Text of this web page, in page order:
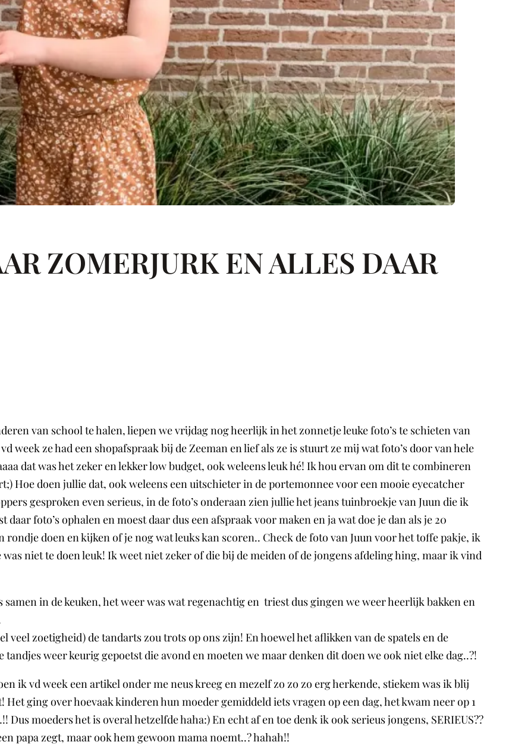
ZOMERJURK EN ALLES DAAR
van school te halen, liepen we vrijdag nog heerlijk in het zonnetje leuke foto’s te schieten van
ze had een shopafspraak bij de Zeeman en lief als ze is stuurt ze mij wat foto’s door van hele
dat was het zeker en lekker low budget, ook weleens leuk hé! Ik hou ervan om dit te combineren
Hoe doen jullie dat, ook weleens een uitschieter in de portemonnee voor een mooie eyecatcher
gesproken even serieus, in de foto’s onderaan zien jullie het jeans tuinbroekje van Juun die ik
foto’s ophalen en moest daar dus een afspraak voor maken en ja wat doe je dan als je 20
doen en kijken of je nog wat leuks kan scoren.. Check de foto van Juun voor het toffe pakje, ik
niet te doen leuk! Ik weet niet zeker of die bij de meiden of de jongens afdeling hing, maar ik vind
in de keuken, het weer was wat regenachtig en triest dus gingen we weer heerlijk bakken en
veel zoetigheid) de tandarts zou trots op ons zijn! En hoewel het aflikken van de spatels en de
weer keurig gepoetst die avond en moeten we maar denken dit doen we ook niet elke dag..?!
ik vd week een artikel onder me neus kreeg en mezelf zo zo zo erg herkende, stiekem was ik blij
ging over hoevaak kinderen hun moeder gemiddeld iets vragen op een dag, het kwam neer op 1
moeders het is overal hetzelfde haha:) En echt af en toe denk ik ook serieus jongens, SERIEUS??
papa zegt, maar ook hem gewoon mama noemt..? hahah!!